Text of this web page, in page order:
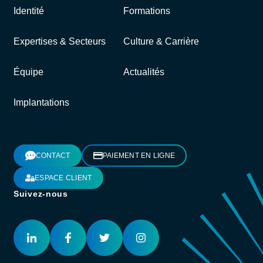
Identité Formations
Expertises & Secteurs Culture & Carrière
Équipe Actualités
Implantations
CONTACT PAIEMENT EN LIGNE
ESPACE CLIENT
Suivez-nous